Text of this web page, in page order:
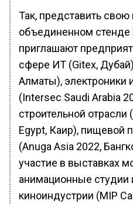
Так, представить
объединенном стенде
приглашают
сфере ИТ (Gitex,
Алматы), электроники
(Intersec Saudi Arabia
строительной
Egypt, Каир), пищевой
(Anuga Asia 2022,
участие в выставках
анимационные студии
киноиндустрии (MIP